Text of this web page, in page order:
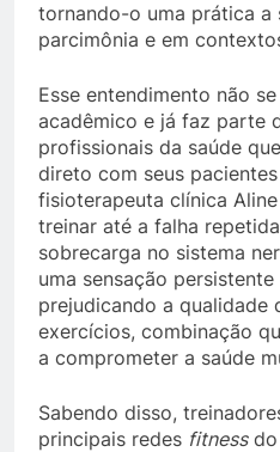
tornando-o uma prática a
parcimônia e em
Esse entendimento não
acadêmico e já faz parte
profissionais da saúde
direto com seus
fisioterapeuta clínica
treinar até a falha
sobrecarga no sistema
uma sensação
prejudicando a qualidade
exercícios, combinação
a comprometer a saúde
Sabendo disso,
principais redes fitnessdo